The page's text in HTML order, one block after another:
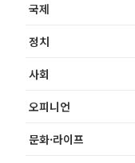
국제
정치
사회
오피니언
문화·라이프